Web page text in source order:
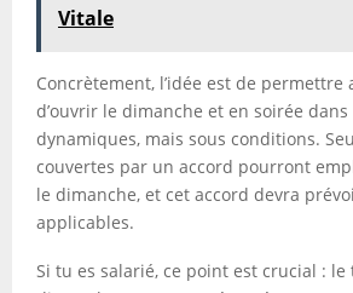
Vitale
Concrètement, l’idée est de permettre
d’ouvrir le dimanche et en soirée
dynamiques, mais sous conditions.
couvertes par un accord pourront
le dimanche, et cet accord devra
applicables.
Si tu es salarié, ce point est crucial : le